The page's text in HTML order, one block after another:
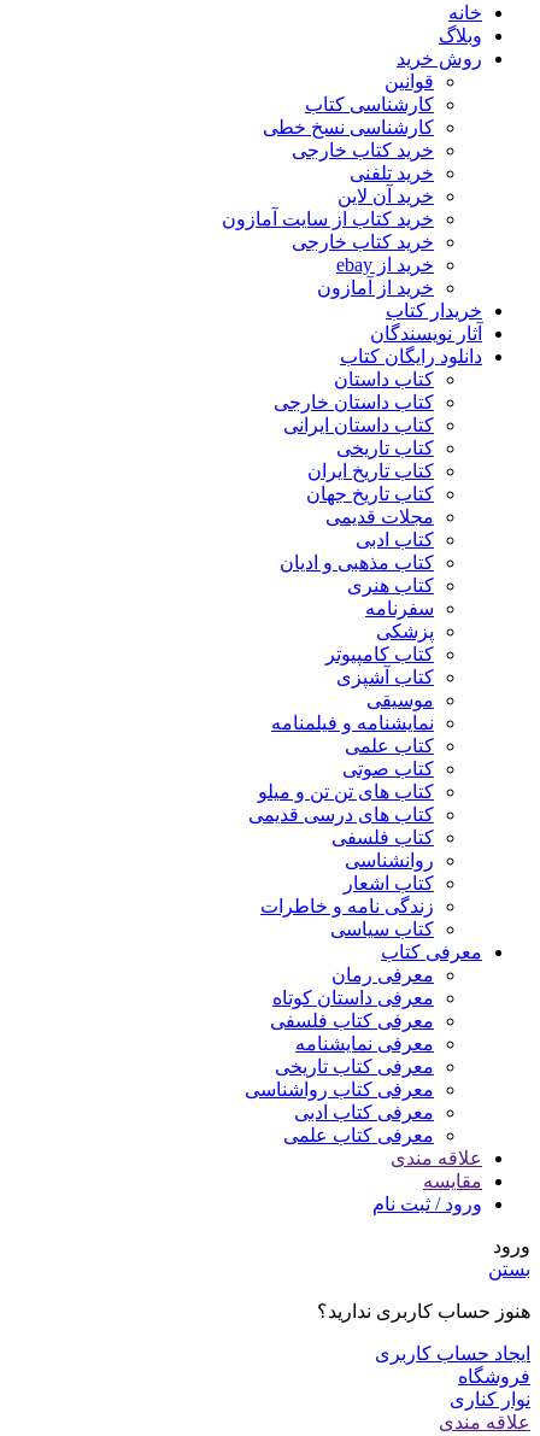
خانه
وبلاگ
روش خرید
قوانین
کارشناسی کتاب
کارشناسی نسخ خطی
خرید کتاب خارجی
خرید تلفنی
خرید آن لاین
خرید کتاب از سایت آمازون
خرید کتاب خارجی
خرید از ebay
خرید از آمازون
خریدار کتاب
آثار نویسندگان
دانلود رایگان کتاب
کتاب داستان
کتاب داستان خارجی
کتاب داستان ایرانی
کتاب تاریخی
کتاب تاریخ ایران
کتاب تاریخ جهان
مجلات قدیمی
کتاب ادبی
کتاب مذهبی و ادیان
کتاب هنری
سفرنامه
پزشکی
کتاب کامپیوتر
کتاب آشپزی
موسیقی
نمایشنامه و فیلمنامه
کتاب علمی
کتاب صوتی
کتاب های تن تن و میلو
کتاب های درسی قدیمی
کتاب فلسفی
روانشناسی
کتاب اشعار
زندگی نامه و خاطرات
کتاب سیاسی
معرفی کتاب
معرفی رمان
معرفی داستان کوتاه
معرفی کتاب فلسفی
معرفی نمایشنامه
معرفی کتاب تاریخی
معرفی کتاب رواشناسی
معرفی کتاب ادبی
معرفی کتاب علمی
علاقه مندی
مقایسه
ورود / ثبت نام
ورود
بستن
هنوز حساب کاربری ندارید؟
ایجاد حساب کاربری
فروشگاه
نوار کناری
علاقه مندی